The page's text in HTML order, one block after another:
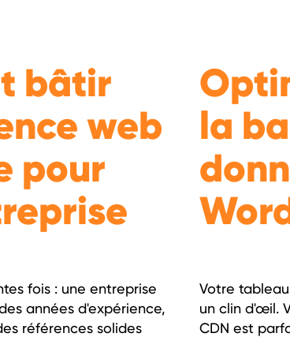
bâtir
web
pour
fois : une entreprise
années d'expérience,
références solides
la
Votre
un clin d'œil.
CDN est